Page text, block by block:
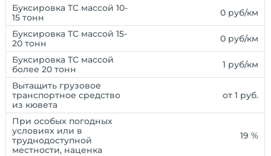
Буксировка ТС массой 10-
15 тонн
0 руб/км
Буксировка ТС массой 15-
20 тонн
0 руб/км
Буксировка ТС массой
более 20 тонн
1 руб/км
Вытащить грузовое
транспортное средство
из кювета
от 1 руб.
При особых погодных
условиях или в
труднодоступной
местности, наценка
19 %